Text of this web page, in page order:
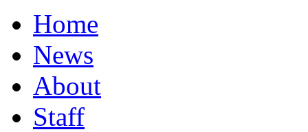
Home
News
About
Staff